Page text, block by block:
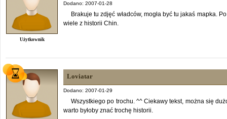
Użytkownik
Dodano: 2007-01-28
Brakuje tu zdjęć władców, mogła być tu jakaś mapka.
wiele z historii Chin.
Loviatar
Dodano: 2007-01-29
Wszystkiego po trochu. ^^ Ciekawy tekst, można się
warto byłoby znać trochę historii.